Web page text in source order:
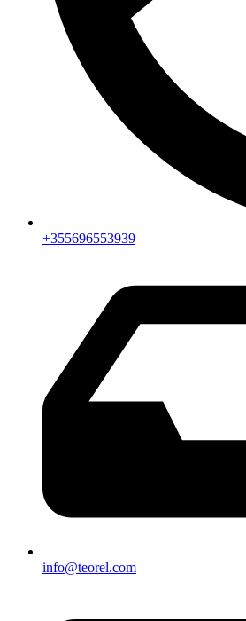
+355696553939
info@teorel.com